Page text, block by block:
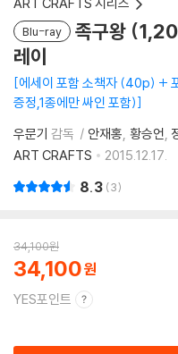
Blu-ray
족구왕
레이
에세이 포함 소책자 (40p) +
증정,1종에만 싸인 포함)
우문기 감독 안재홍 황승언
ART CRAFTS
2015.12.17.
8.3 3
34,100원
34,100
YES포인트